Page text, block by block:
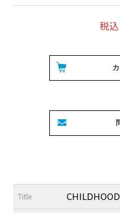
税込
Title CHILDHOOD